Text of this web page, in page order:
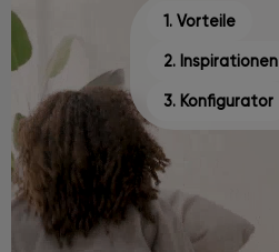
1. Vorteile
2. Inspirationen
3. Konfigurator